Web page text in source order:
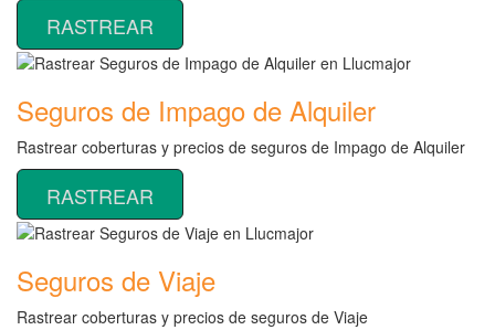
RASTREAR
Seguros de Impago de Alquiler
Rastrear coberturas y precios de seguros de Impago de Alquiler
RASTREAR
Seguros de Viaje
Rastrear coberturas y precios de seguros de Viaje